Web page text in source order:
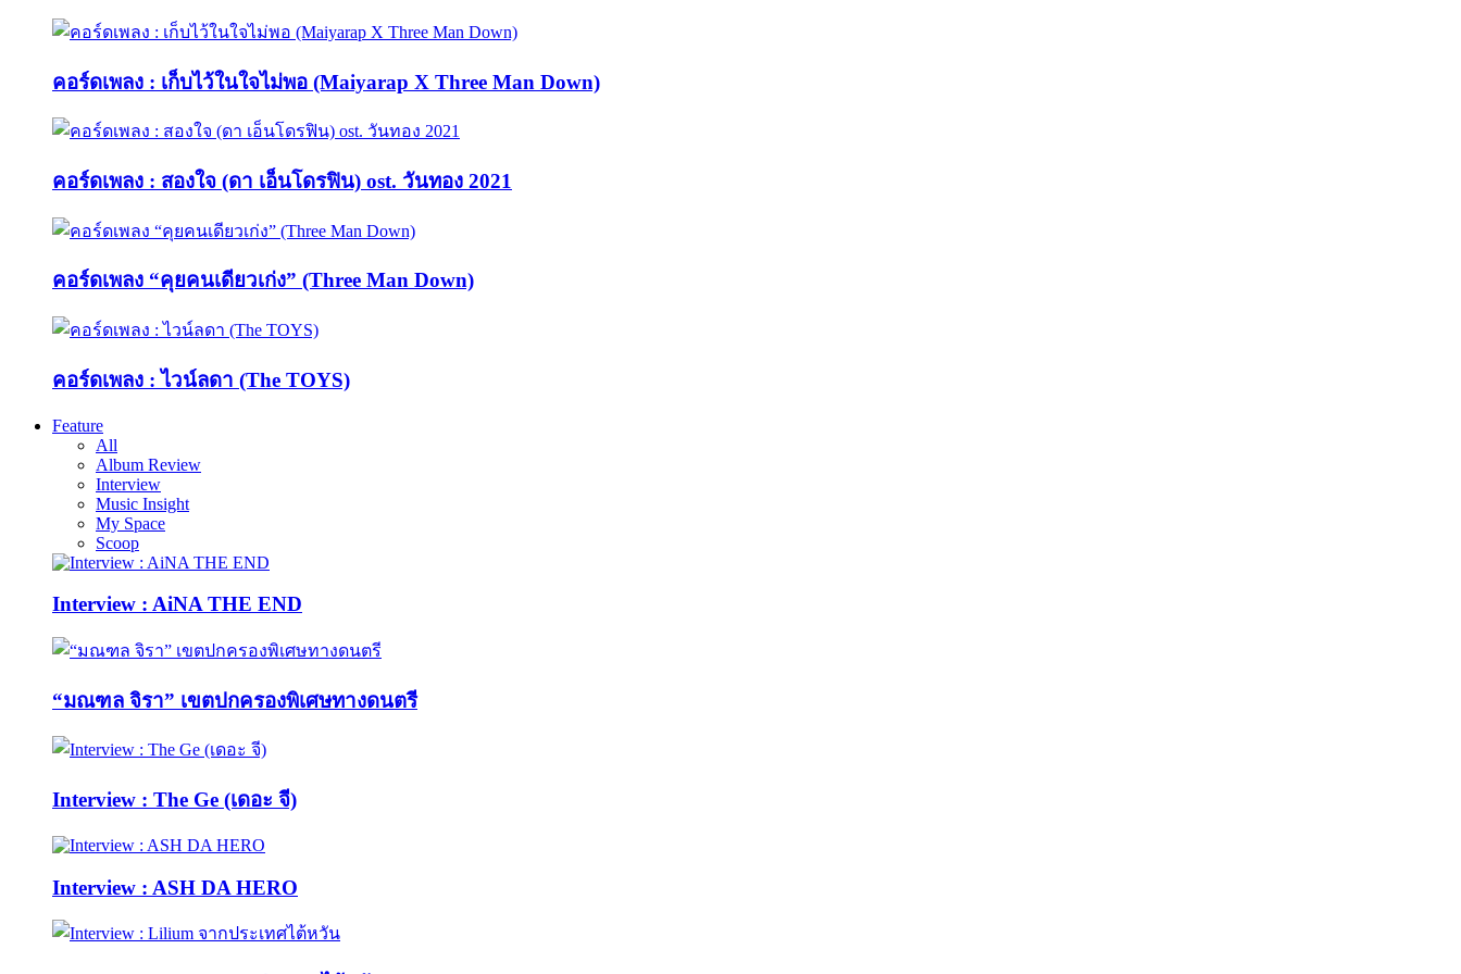
คอร์ดเพลง : เก็บไว้ในใจไม่พอ (Maiyarap X Three Man Down)
คอร์ดเพลง : สองใจ (ดา เอ็นโดรฟิน) ost. วันทอง 2021
คอร์ดเพลง “คุยคนเดียวเก่ง” (Three Man Down)
คอร์ดเพลง : ไวน์ลดา (The TOYS)
Feature
All
Album Review
Interview
Music Insight
My Space
Scoop
Interview : AiNA THE END
“มณฑล จิรา” เขตปกครองพิเศษทางดนตรี
Interview : The Ge (เดอะ จี)
Interview : ASH DA HERO